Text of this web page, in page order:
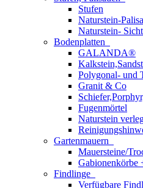
Stufen
Naturstein-
Naturstein-
Bodenplatten
GALANDA®
Polygonal- und
Granit & Co
Fugenmörtel
Naturstein
Gartenmauern
Mauersteine/
Gabionenkörbe
Findlinge
Verfügbare